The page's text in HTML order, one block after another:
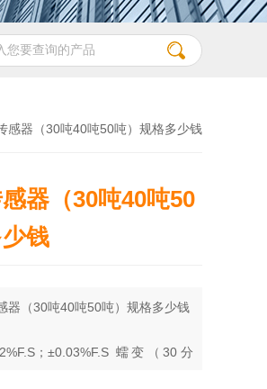
感器（30吨40吨50吨）规格多少钱
器（30吨40吨50
钱
器（30吨40吨50吨）规格多少钱
；±0.03%F.S 蠕变（30分